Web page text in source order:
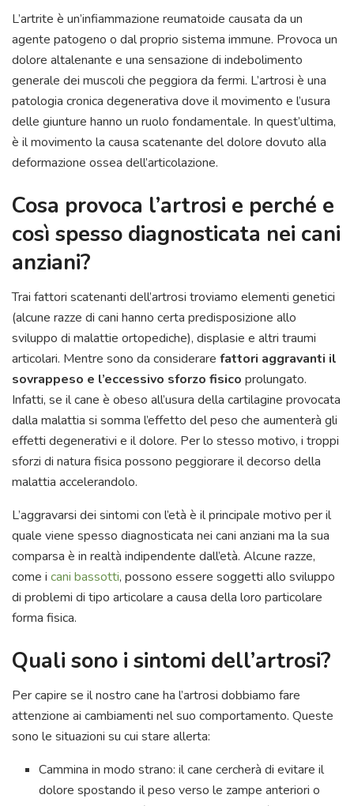
L’artrite è un’infiammazione reumatoide causata da un
agente patogeno o dal proprio sistema immune. Provoca un
dolore altalenante e una sensazione di indebolimento
generale dei muscoli che peggiora da fermi. L’artrosi è una
patologia cronica degenerativa dove il movimento e l’usura
delle giunture hanno un ruolo fondamentale. In quest’ultima,
è il movimento la causa scatenante del dolore dovuto alla
deformazione ossea dell’articolazione.
Cosa provoca l’artrosi e perché e
così spesso diagnosticata nei cani
anziani?
Trai fattori scatenanti dell’artrosi troviamo elementi genetici
(alcune razze di cani hanno certa predisposizione allo
sviluppo di malattie ortopediche), displasie e altri traumi
articolari. Mentre sono da considerare fattori aggravanti il
sovrappeso e l’eccessivo sforzo fisico prolungato.
Infatti, se il cane è obeso all’usura della cartilagine provocata
dalla malattia si somma l’effetto del peso che aumenterà gli
effetti degenerativi e il dolore. Per lo stesso motivo, i troppi
sforzi di natura fisica possono peggiorare il decorso della
malattia accelerandolo.
L’aggravarsi dei sintomi con l’età è il principale motivo per il
quale viene spesso diagnosticata nei cani anziani ma la sua
comparsa è in realtà indipendente dall’età. Alcune razze,
come i cani bassotti, possono essere soggetti allo sviluppo
di problemi di tipo articolare a causa della loro particolare
forma fisica.
Quali sono i sintomi dell’artrosi?
Per capire se il nostro cane ha l’artrosi dobbiamo fare
attenzione ai cambiamenti nel suo comportamento. Queste
sono le situazioni su cui stare allerta:
Cammina in modo strano: il cane cercherà di evitare il
dolore spostando il peso verso le zampe anteriori o